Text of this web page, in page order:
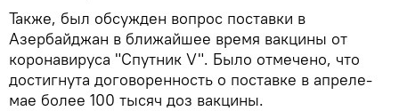
Также, был обсужден вопрос поставки в
Азербайджан в ближайшее время вакцины от
коронавируса "Спутник V". Было отмечено, что
достигнута договоренность о поставке в апреле-
мае более 100 тысяч доз вакцины.